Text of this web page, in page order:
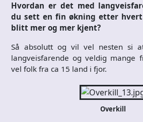
Hvordan er det med
du sett en fin økning etter
blitt mer og mer kjent?
Så absolutt og vil vel nesten si
langveisfarende og veldig mange
vel folk fra ca 15 land i fjor.
Overkill